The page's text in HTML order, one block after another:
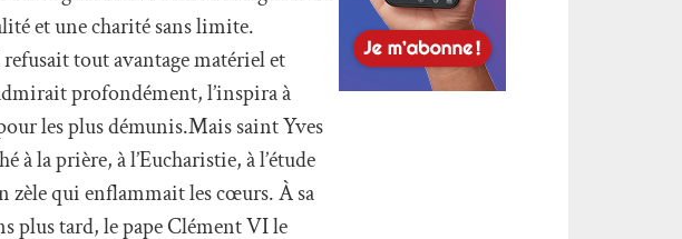
et une charité sans limite.
tout avantage matériel et
profondément, l’inspira à
les plus démunis.Mais saint Yves
à la prière, à l’Eucharistie, à l’étude
zèle qui enflammait les cœurs. À sa
plus tard, le pape Clément VI le